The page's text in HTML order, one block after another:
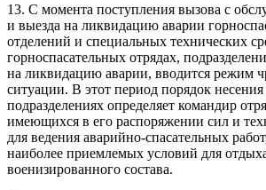
13. С момента поступления вызова с
и выезда на ликвидацию аварии
отделений и специальных технических
горноспасательных отрядах,
на ликвидацию аварии, вводится режим
ситуации. В этот период порядок
подразделениях определяет командир
имеющихся в его распоряжении сил и
для ведения аварийно-спасательных
наиболее приемлемых условий для
военизированного состава.